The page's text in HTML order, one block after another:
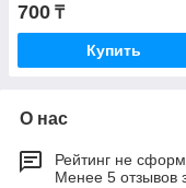
700 ₸
Купить
О нас
Рейтинг не
Менее 5 отзывов